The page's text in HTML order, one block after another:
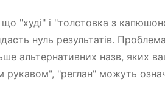
"худі" і "толстовка з
нуль результатів.
альтернативних назв, яких
рукавом", "реглан" можуть